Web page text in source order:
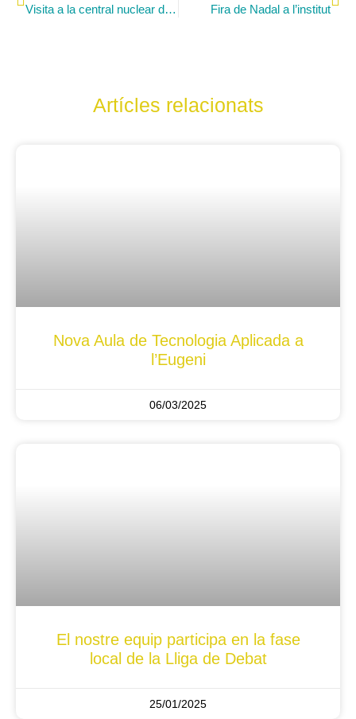
Visita a la central nuclear de Vandellós
Fira de Nadal a l’institut
Artícles relacionats
Nova Aula de Tecnologia Aplicada a
l’Eugeni
06/03/2025
El nostre equip participa en la fase
local de la Lliga de Debat
25/01/2025